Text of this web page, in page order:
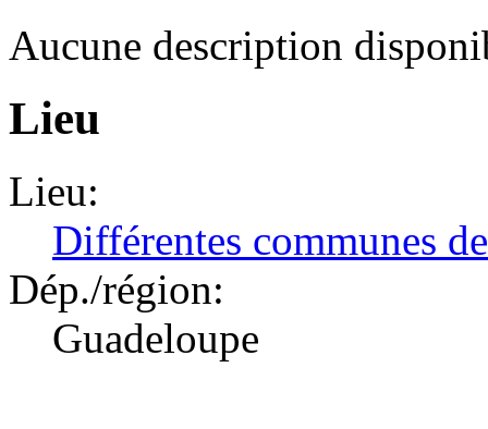
Aucune description
Lieu
Lieu:
Différentes communes
Dép./région:
Guadeloupe